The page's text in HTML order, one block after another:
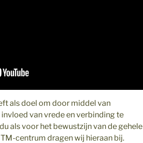
als doel om door middel van
van vrede en verbinding te
als voor het bewustzijn van de gehele
centrum dragen wij hieraan bij.